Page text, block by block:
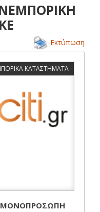
Εκτύπωση
ΚΑΤΑΣΤΗΜΑΤΑ
ΜΟΝΟΠΡΟΣΩΠΗ